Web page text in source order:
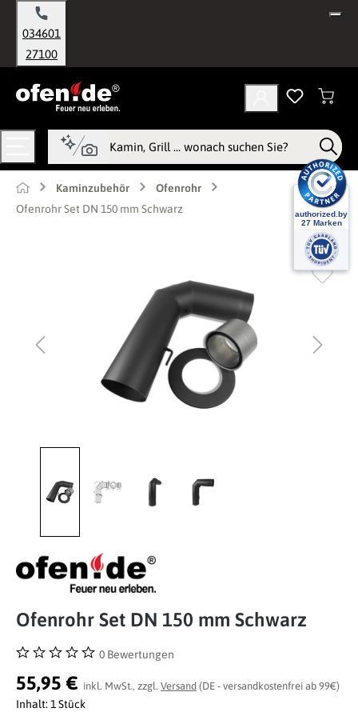
springen
034601
27100
Kaminzubehör
Ofenrohr
Ofenrohr Set DN 150 mm Schwarz
Ofenrohr Set DN 150 mm Schwarz
Durchschnittliche Bewertung von 0 von 5 Sternen
0 Bewertungen
55,95 € inkl. MwSt., zzgl. Versand (DE - versandkostenfrei ab 99€)
Inhalt: 1 Stück